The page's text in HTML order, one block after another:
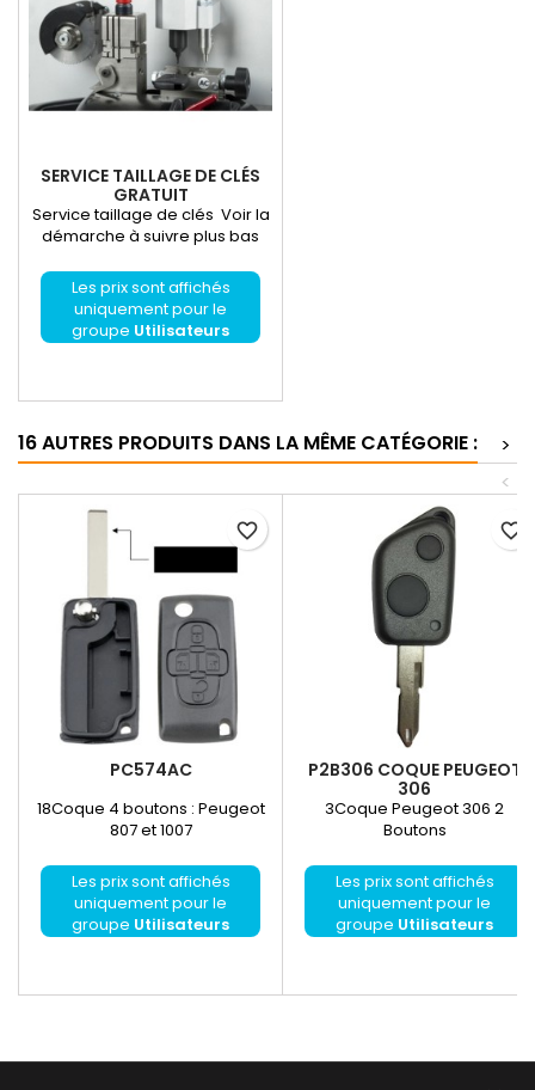
SERVICE TAILLAGE DE CLÉS
GRATUIT
Service taillage de clés Voir la
démarche à suivre plus bas
Les prix sont affichés
uniquement pour le
groupe Utilisateurs
16 AUTRES PRODUITS DANS LA MÊME CATÉGORIE :
>
<
PC574AC
18Coque 4 boutons : Peugeot
807 et 1007
Les prix sont affichés
uniquement pour le
groupe Utilisateurs
favorite_border
P2B306 COQUE PEUGEOT
306
3Coque Peugeot 306 2
Boutons
Les prix sont affichés
uniquement pour le
groupe Utilisateurs
favorite_border